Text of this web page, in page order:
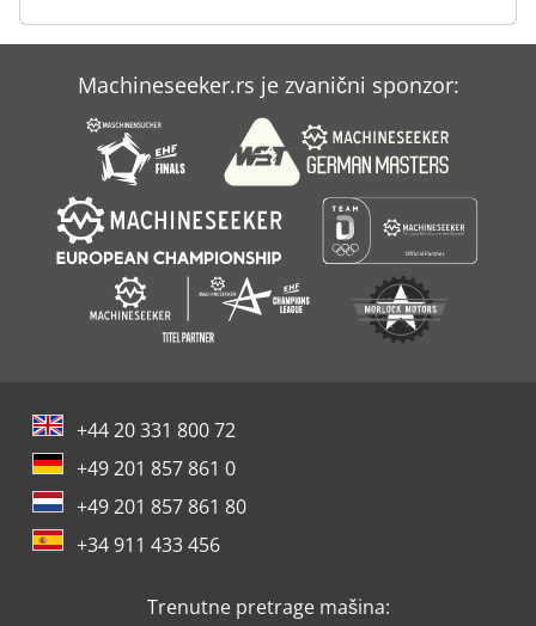
Case Ih Mxm 130
Case Ih Puma 225 Cvx
Case Ih Puma 230 Cvx
Machineseeker.rs je zvanični sponzor:
+44 20 331 800 72
+49 201 857 861 0
+49 201 857 861 80
+34 911 433 456
Trenutne pretrage mašina: